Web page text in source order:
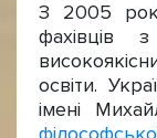
З 2005
фахівців
освіти.
імені